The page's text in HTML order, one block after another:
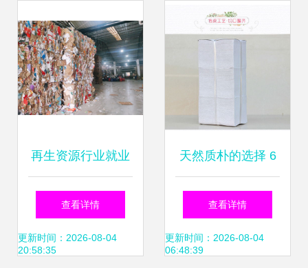
——纸及纸制品领
再生资源行业就业
新风口 银谷碳汇招
募“合伙人”，邀你
查看详情
更新时间：2026-08-04
20:58:35
天然质朴的选择 6
斤家用平板散装皱
纹卫生纸深度解析
查看详情
更新时间：2026-08-04
06:48:39